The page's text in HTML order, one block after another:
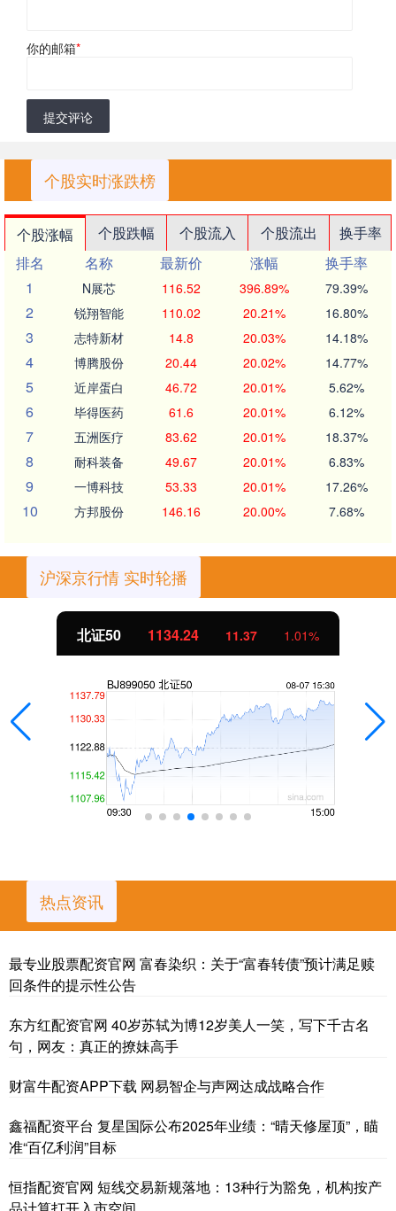
你的邮箱*
提交评论
个股实时涨跌榜
个股涨幅 个股跌幅 个股流入 个股流出
换手率
排名
名称 最新价 涨幅
换手率
1
N展芯 116.52 396.89% 79.39%
2 锐翔智能 110.02 20.21% 16.80%
3 志特新材 14.8 20.03% 14.18%
4 博腾股份 20.44 20.02% 14.77%
5 近岸蛋白 46.72 20.01% 5.62%
6 毕得医药 61.6 20.01% 6.12%
7 五洲医疗 83.62 20.01% 18.37%
8 耐科装备 49.67 20.01% 6.83%
9 一博科技 53.33 20.01% 17.26%
10 方邦股份 146.16 20.00% 7.68%
沪深京行情 实时轮播
北证50 1134.24 11.37 1.01%
热点资讯
最专业股票配资官网 富春染织：关于“富春转债”预计满足赎
回条件的提示性公告
东方红配资官网 40岁苏轼为博12岁美人一笑，写下千古名
句，网友：真正的撩妹高手
财富牛配资APP下载 网易智企与声网达成战略合作
鑫福配资平台 复星国际公布2025年业绩：“晴天修屋顶”，瞄
准“百亿利润”目标
恒指配资官网 短线交易新规落地：13种行为豁免，机构按产